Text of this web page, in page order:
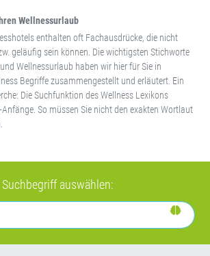
Wellnessurlaub
enthalten oft Fachausdrücke, die nicht
geläufig sein können. Die wichtigsten Stichworte
Wellnessurlaub haben wir hier für Sie in
Begriffe zusammengestellt und erläutert. Ein
Die Suchfunktion des Wellness Lexikons
So müssen Sie nicht den exakten Wortlaut
auswählen: